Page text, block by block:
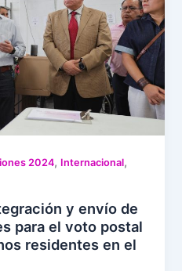
2024, Internacional,
y envío de
para el voto postal
residentes en el